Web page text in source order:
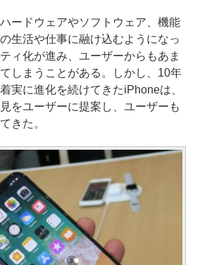
ードウェアやソフトウェア、機能
生活や仕事に融け込むようになっ
ィ化が進み、ユーザーからもあま
しまうことがある。しかし、10年
実に進化を続けてきたiPhoneは、
をユーザーに提案し、ユーザーも
きた。